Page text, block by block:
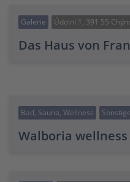
Galerie Údolní 1, 391 55
Das Haus von
Bad, Sauna, Wellness Sonstige
Walboria wellness